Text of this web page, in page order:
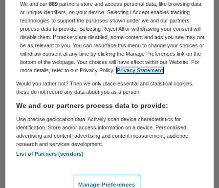
procedure, die geen enkel doel dient.
“Vroeger dachten we dat vrouwen niet
geschikt zouden zijn om te autorijden.
Gelukkig hebben we afscheid genomen van
die achterhaalde gedachte”, zegt NVA-
directeur Karol Henke. “Bij mensen met
autisme echter blijkt dat volstrekt
ongegronde onderscheid echter nog altijd
springlevend. Niet alleen schandalig, maar
ook vernederend.”
Geen verband
We and our889 partners store and access personal data, like browsing data
or unique identifiers, on your device. Selecting I Accept enables tracking
technologies to support the purposes shown under we and our partners
process data to provide. Selecting Reject All or withdrawing your consent will
disable them. If trackers are disabled, some content and ads you see may not
be as relevant to you. You can resurface this menu to change your choices or
withdraw consent at any time by clicking the Manage Preferences link on the
bottom of the webpage. Your choices will have effect within our Website. For
more details, refer to our Privacy Policy.
Privacy Statement
Would you rather not? Then we only place essential and statistical cookies,
these do not record any data about you as a person
We and our partners process data to provide:
Use precise geolocation data. Actively scan device characteristics for
identification. Store and/or access information on a device. Personalised
advertising and content, advertising and content measurement, audience
research and services development.
List of Partners (vendors)
Manage Preferences